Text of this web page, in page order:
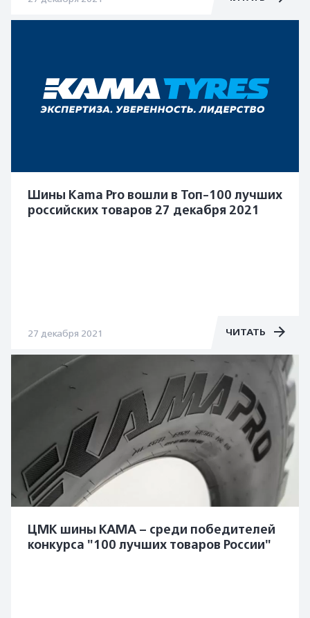
Шины Кama Pro вошли в Топ-100 лучших
российских товаров 27 декабря 2021
27 декабря 2021 ЧИТАТЬ
ЦМК шины KAMA – среди победителей
конкурса "100 лучших товаров России"